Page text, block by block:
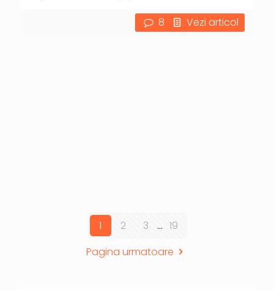
8 Vezi articol
1 2 3 ... 19
Pagina urmatoare